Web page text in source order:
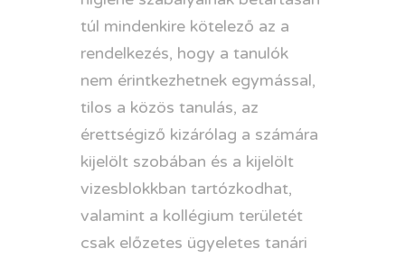
túl mindenkire kötelező az a
rendelkezés, hogy a tanulók
nem érintkezhetnek egymással,
tilos a közös tanulás, az
érettségiző kizárólag a számára
kijelölt szobában és a kijelölt
vizesblokkban tartózkodhat,
valamint a kollégium területét
csak előzetes ügyeletes tanári